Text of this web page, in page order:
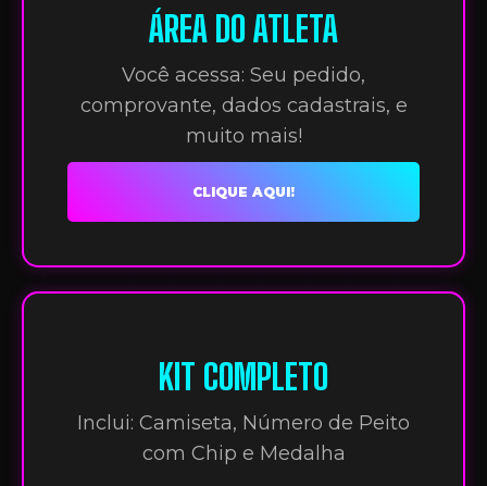
ÁREA DO ATLETA
Você acessa: Seu pedido,
comprovante, dados cadastrais, e
muito mais!
CLIQUE AQUI!
KIT COMPLETO
Inclui: Camiseta, Número de Peito
com Chip e Medalha